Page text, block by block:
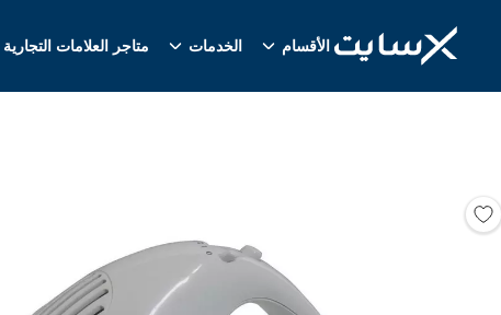
الأقسام الخدمات متاجر العلامات التجارية